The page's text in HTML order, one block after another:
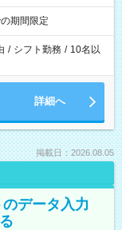
期間限定
/ シフト勤務 / 10名以
詳細へ
掲載日：2026.08.05
データ入力